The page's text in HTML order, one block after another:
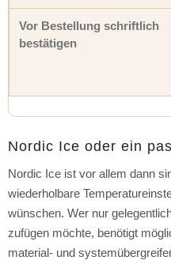
Vor Bestellung schriftlich
bestätigen
Nordic Ice oder ein
Nordic Ice ist vor allem dann
wiederholbare
wünschen. Wer nur
zufügen möchte, benötigt
material- und